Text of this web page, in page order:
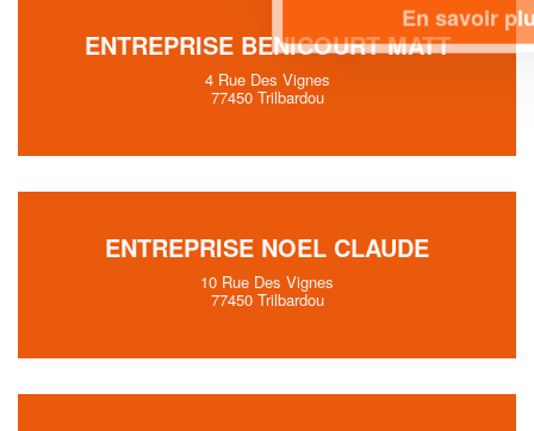
ENTREPRISE BENICOURT MATT
4 Rue Des Vignes
77450 Trilbardou
ENTREPRISE NOEL CLAUDE
10 Rue Des Vignes
77450 Trilbardou
En savoir plus